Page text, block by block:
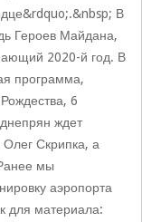
В
Героев Майдана,
2020-й год. В
программа,
6
ждет
Олег Скрипка, а
мы
аэропорта
для материала: